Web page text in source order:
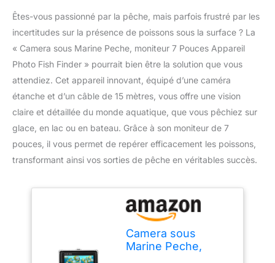
Êtes-vous passionné par la pêche, mais parfois frustré par les
incertitudes sur la présence de poissons sous la surface ? La
« Camera sous Marine Peche, moniteur 7 Pouces Appareil
Photo Fish Finder » pourrait bien être la solution que vous
attendiez. Cet appareil innovant, équipé d’une caméra
étanche et d’un câble de 15 mètres, vous offre une vision
claire et détaillée du monde aquatique, que vous pêchiez sur
glace, en lac ou en bateau. Grâce à son moniteur de 7
pouces, il vous permet de repérer efficacement les poissons,
transformant ainsi vos sorties de pêche en véritables succès.
Camera sous
Marine Peche,